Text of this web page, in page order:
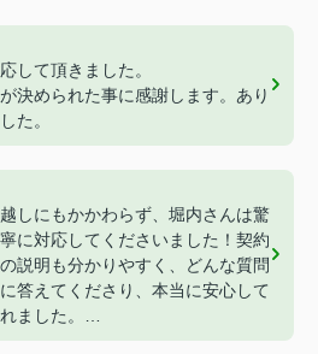
して頂きました。
決められた事に感謝します。あり
た。
しにもかかわらず、堀内さんは驚
に対応してくださいました！契約
説明も分かりやすく、どんな質問
答えてくださり、本当に安心して
ました。
しい中でもスムーズに新生活をス